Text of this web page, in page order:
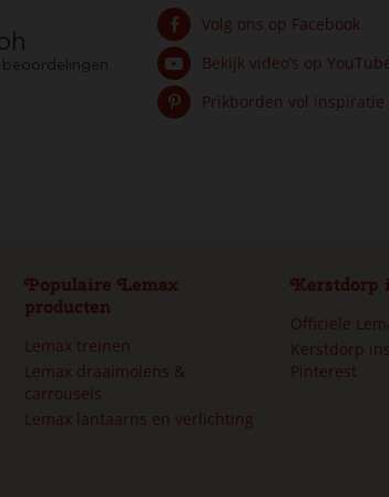
Volg ons op Facebook
Bekijk video’s op
Prikborden vol inspiratie
Populaire Lemax
producten
Lemax treinen
Lemax draaimolens &
carrousels
Lemax lantaarns en verlichting
Kerstdorp
Officiele
Kerstdorp
Pinterest